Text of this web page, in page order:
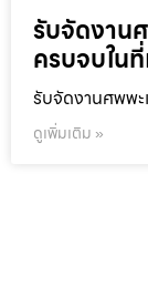
รับจัดงาน
ครบจบใน
รับจัดงานศพพ
ดูเพิ่มเติม »